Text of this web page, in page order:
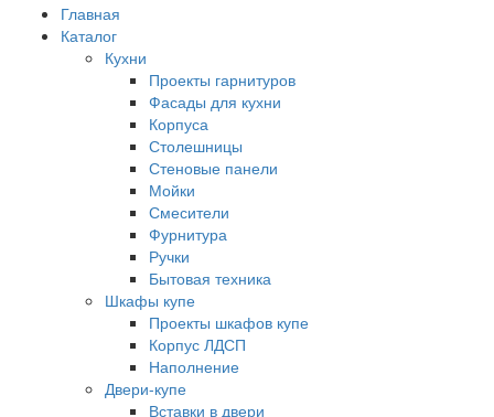
Главная
Каталог
Кухни
Проекты гарнитуров
Фасады для кухни
Корпуса
Столешницы
Стеновые панели
Мойки
Смесители
Фурнитура
Ручки
Бытовая техника
Шкафы купе
Проекты шкафов купе
Корпус ЛДСП
Наполнение
Двери-купе
Вставки в двери